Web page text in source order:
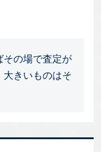
その場で査定が
大きいものはそ